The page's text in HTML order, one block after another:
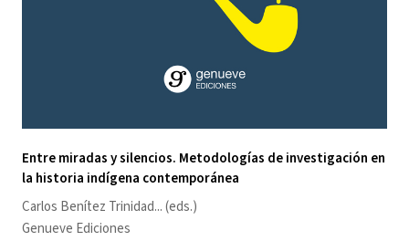
Entre miradas y silencios. Metodologías de investigación en
la historia indígena contemporánea
Carlos Benítez Trinidad... (eds.)
Genueve Ediciones